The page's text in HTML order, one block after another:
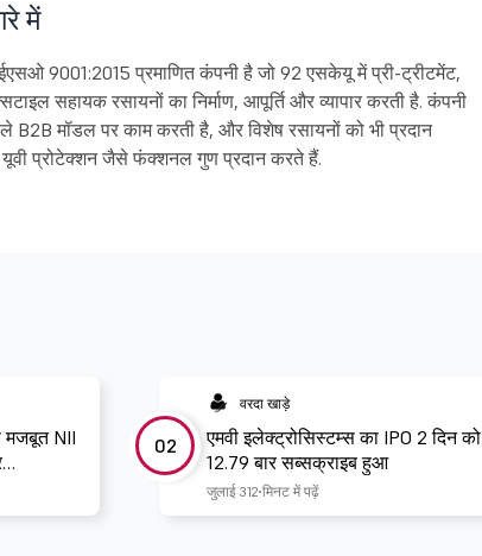
में
9001:2015 प्रमाणित कंपनी है जो 92 एसकेयू में प्री-ट्रीटमेंट,
सहायक रसायनों का निर्माण, आपूर्ति और व्यापार करती है. कंपनी
B2B मॉडल पर काम करती है, और विशेष रसायनों को भी प्रदान
प्रोटेक्शन जैसे फंक्शनल गुण प्रदान करते हैं.
मजबूत NII
02
वरदा खाड़े
एमवी इलेक्ट्रोसिस्टम्स का IPO 2 दिन को
12.79 बार सब्सक्राइब हुआ
जुलाई 312 मिनट में पढ़ें